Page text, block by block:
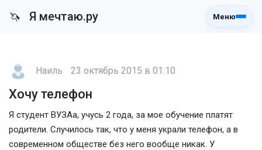
🦄 Я мечтаю.ру Меню
Наиль 23 октябрь 2015 в 01:10
Хочу телефон
Я студент ВУЗАа, учусь 2 года, за мое обучение платят
родители. Случилось так, что у меня украли телефон, а в
современном обществе без него вообще никак. У